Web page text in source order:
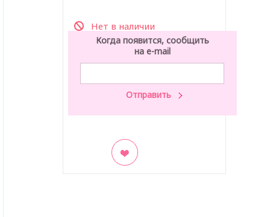
Нет в наличии
Когда появится, сообщить
на e-mail